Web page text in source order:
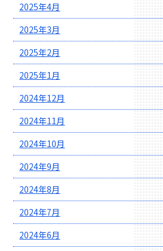
2025年4月
2025年3月
2025年2月
2025年1月
2024年12月
2024年11月
2024年10月
2024年9月
2024年8月
2024年7月
2024年6月